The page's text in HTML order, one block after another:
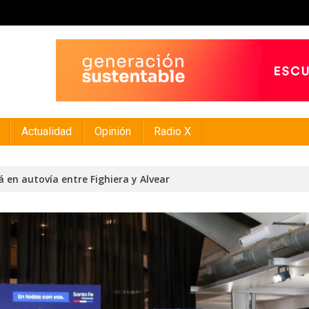
Actualidad Opinión Radio X
en autovía entre Fighiera y Alvear